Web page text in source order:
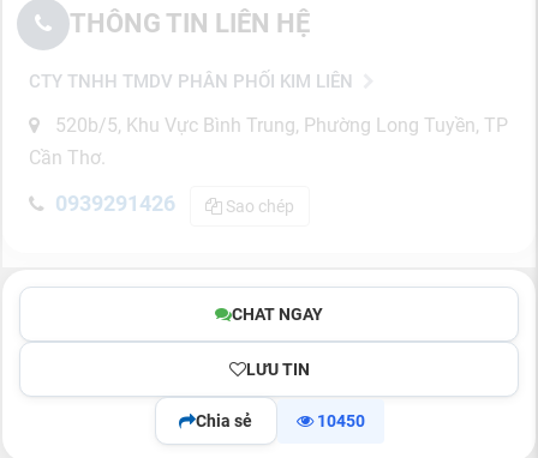
THÔNG TIN LIÊN HỆ
CTY TNHH TMDV PHÂN PHỐI KIM LIÊN
520b/5, Khu Vực Bình Trung, Phường Long Tuyền, TP
Cần Thơ.
0939291426 Sao chép
CHAT NGAY
LƯU TIN
Chia sẻ 10450